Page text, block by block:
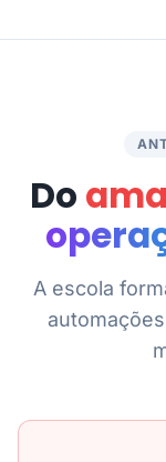
Do
A escola